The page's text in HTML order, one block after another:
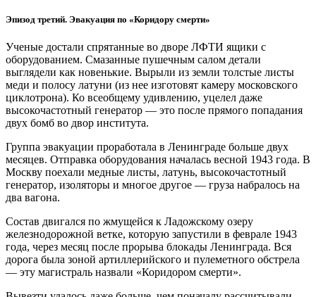
Эпизод третий. Эвакуация по «Коридору смерти»
Ученые достали спрятанные во дворе ЛФТИ ящики с
оборудованием. Смазанные пушечным салом детали
выглядели как новенькие. Вырыли из земли толстые листы
меди и полосу латуни (из нее изготовят камеру московского
циклотрона). Ко всеобщему удивлению, уцелел даже
высокочастотный генератор — ​это после прямого попадания
двух бомб во двор института.
Группа эвакуации проработала в Ленинграде больше двух
месяцев. Отправка оборудования началась весной 1943 года. В
Москву поехали медные листы, латунь, высокочастотный
генератор, изоляторы и многое другое — ​груза набралось на
два вагона.
Состав двигался по жмущейся к Ладожскому озеру
железнодорожной ветке, которую запустили в феврале 1943
года, через месяц после прорыва блокады Ленинграда. Вся
дорога была зоной артиллерийского и пулеметного обстрела
— ​эту магистраль назвали «Коридором смерти».